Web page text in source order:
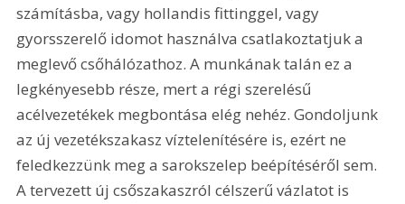
számításba, vagy hollandis fittinggel, vagy
gyorsszerelő idomot használva csatlakoztatjuk a
meglevő csőhálózathoz. A munkának talán ez a
legkényesebb része, mert a régi szerelésű
acélvezetékek megbontása elég nehéz. Gondoljunk
az új vezetékszakasz víztelenítésére is, ezért ne
feledkezzünk meg a sarokszelep beépítéséről sem.
A tervezett új csőszakaszról célszerű vázlatot is